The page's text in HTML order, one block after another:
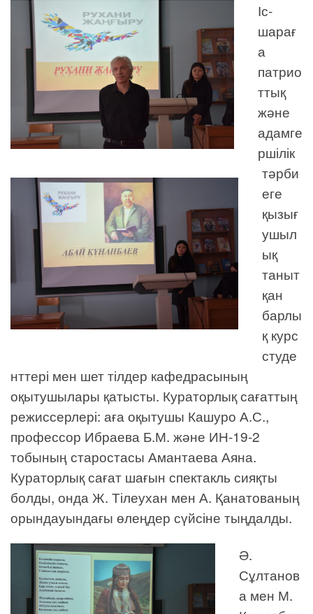
Іс-
шарағ
а
патрио
ттық
және
адамге
ршілік
тәрби
еге
қызығ
ушыл
ық
таныт
қан
барлы
қ курс
студе
нттері мен шет тілдер кафедрасының
оқытушылары қатысты. Кураторлық сағаттың
режиссерлері: аға оқытушы Кашуро А.С.,
профессор Ибраева Б.М. және ИН-19-2
тобының старостасы Амантаева Аяна.
Кураторлық сағат шағын спектакль сияқты
болды, онда Ж. Тілеухан мен А. Қанатованың
орындауындағы өлеңдер сүйсіне тыңдалды.
Ә.
Сұлтанов
а мен М.